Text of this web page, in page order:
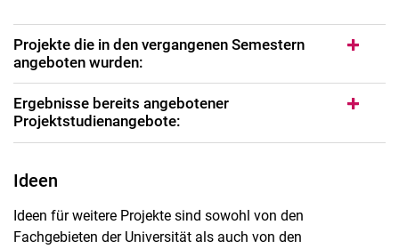
Projekte die in den vergangenen Semestern
angeboten wurden:
Ergebnisse bereits angebotener
Projektstudienangebote:
Ideen
Ideen für weitere Projekte sind sowohl von den
Fachgebieten der Universität als auch von den